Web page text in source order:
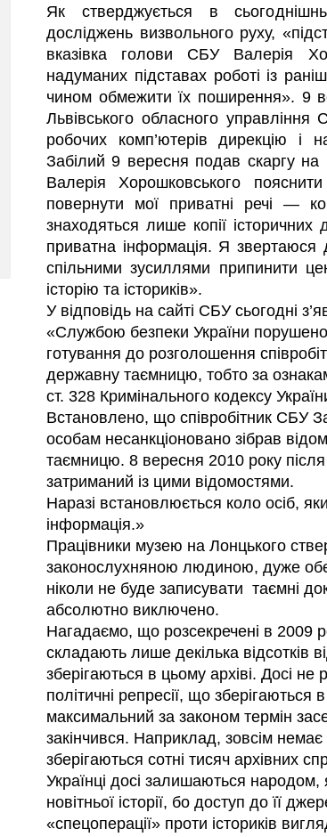
Як стверджується в
досліджень визвольного руху,
вказівка голови СБУ Валерія
надуманих підставах роботі із
чином обмежити їх поширення». 9
Львівського обласного
робочих комп’ютерів дирекцію і
Забілий 9 вересня подав скаргу
Валерія Хорошковського
повернути мої приватні речі —
знаходяться лише копії історичних
приватна інформація. Я звертаюся
спільними зусиллями припинити
історію та істориків».
У відповідь на сайті СБУ сьогодні
«Службою безпеки України
готування до розголошення
державну таємницю, тобто за
ст. 328 Кримінального кодексу
Встановлено, що співробітник СБУ
особам несанкціоновано зібрав
таємницю. 8 вересня 2010 року
затриманий із цими відомостями.
Наразі встановлюється коло осіб,
інформація.»
Працівники музею на Лонцького
законослухняною людиною, дуже
ніколи не буде записувати таємні
абсолютно виключено.
Нагадаємо, що розсекречені в 2009
складають лише декілька відсотків
зберігаються в цьому архіві. Досі не
політичні репресії, що зберігаються
максимальний за законом термін
закінчився. Наприклад, зовсім
зберігаються сотні тисяч архівних
Українці досі залишаються
новітньої історії, бо доступ до її
«спецоперації» проти істориків